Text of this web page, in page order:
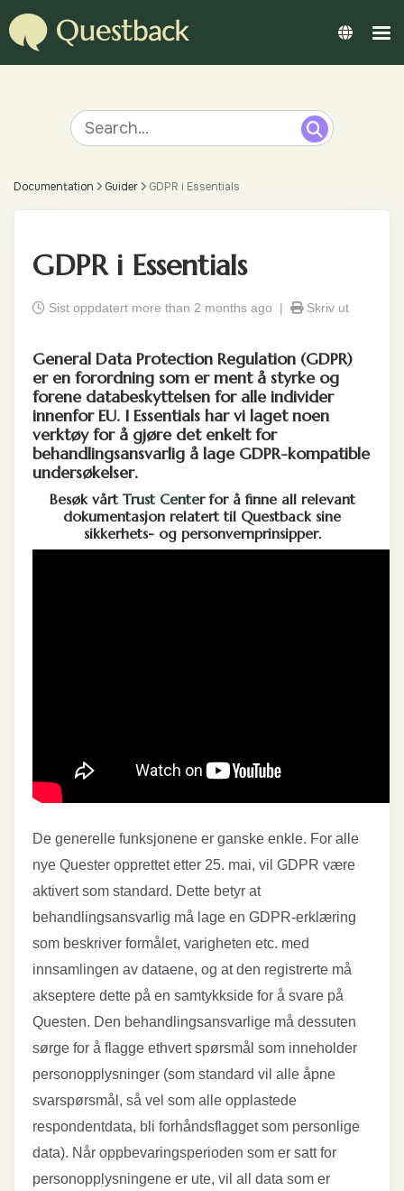
Documentation Guider GDPR i Essentials
GDPR i Essentials
Sist oppdatert more than 2 months ago | Skriv ut
General Data Protection Regulation (GDPR)
er en forordning som er ment å styrke og
forene databeskyttelsen for alle individer
innenfor EU. I Essentials har vi laget noen
verktøy for å gjøre det enkelt for
behandlingsansvarlig å lage GDPR-kompatible
undersøkelser.
Besøk vårt Trust Centerfor å finne all relevant
dokumentasjon relatert til Questback sine
sikkerhets- og personvernprinsipper.
De generelle funksjonene er ganske enkle. For alle
nye Quester opprettet etter 25. mai, vil GDPR være
aktivert som standard. Dette betyr at
behandlingsansvarlig må lage en GDPR-erklæring
som beskriver formålet, varigheten etc. med
innsamlingen av dataene, og at den registrerte må
akseptere dette på en samtykkside for å svare på
Questen. Den behandlingsansvarlige må dessuten
sørge for å flagge ethvert spørsmål som inneholder
personopplysninger (som standard vil alle åpne
svarspørsmål, så vel som alle opplastede
respondentdata, bli forhåndsflagget som personlige
data). Når oppbevaringsperioden som er satt for
personopplysningene er ute, vil all data som er